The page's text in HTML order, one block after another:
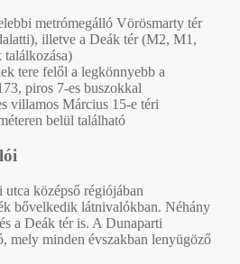
metrómegálló Vörösmarty tér
illetve a Deák tér (M2, M1,
tere felől a legkönnyebb a
piros 7-es buszokkal
villamos Március 15-e téri
belül található
középső régiójában
bővelkedik látnivalókban. Néhány
a Deák tér is. A Dunaparti
mely minden évszakban lenyügöző